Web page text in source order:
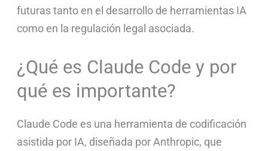
futuras tanto en el desarrollo de herramientas IA
como en la regulación legal asociada.
¿Qué es Claude Code y por
qué es importante?
Claude Code es una herramienta de codificación
asistida por IA, diseñada por Anthropic, que